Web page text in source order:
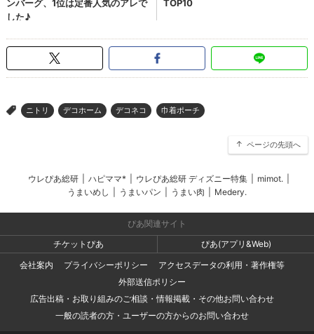
> ニトリ デコホーム デコネコ 巾着ポーチ
ページの先頭へ
ウレぴあ総研 ハピママ* ウレぴあ総研 ディズニー特集 mimot.
うまいめし
うまいパン うまい肉 Medery.
ぴあ関連サイト
チケットぴあ
ぴあ(アプリ&Web)
会社案内
プライバシーポリシー
アクセスデータの利用・著作権等
外部送信ポリシー
広告出稿・お取り組みのご相談・情報掲載・その他お問い合わせ
一般の読者の方・ユーザーの方からのお問い合わせ